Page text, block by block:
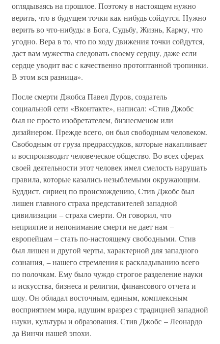
оглядываясь на прошлое. Поэтому в настоящем нужно
верить, что в будущем точки как-нибудь сойдутся. Нужно
верить во что-нибудь: в Бога, Судьбу, Жизнь, Карму, что
угодно. Вера в то, что по ходу движения точки сойдутся,
даст вам мужества следовать своему сердцу, даже если
сердце уводит вас с качественно протоптанной тропинки.
В этом вся разница».
После смерти Джобса Павел Дуров, создатель
социальной сети «Вконтакте», написал: «Стив Джобс
был не просто изобретателем, бизнесменом или
дизайнером. Прежде всего, он был свободным человеком.
Свободным от груза предрассудков, которые накапливает
и воспроизводит человеческое общество. Во всех сферах
своей деятельности этот человек имел смелость нарушать
правила, которые казались незыблемыми окружающим.
Буддист, сириец по происхождению, Стив Джобс был
лишен главного страха представителей западной
цивилизации – страха смерти. Он говорил, что
неприятие и непонимание смерти не дает нам –
европейцам – стать по-настоящему свободными. Стив
был лишен и другой черты, характерной для западного
сознания, – нашего стремления к раскладыванию всего
по полочкам. Ему было чуждо строгое разделение науки
и искусства, бизнеса и религии, финансового отчета и
шоу. Он обладал восточным, единым, комплексным
восприятием мира, идущим вразрез с традицией западной
науки, культуры и образования. Стив Джобс – Леонардо
да Винчи нашей эпохи.